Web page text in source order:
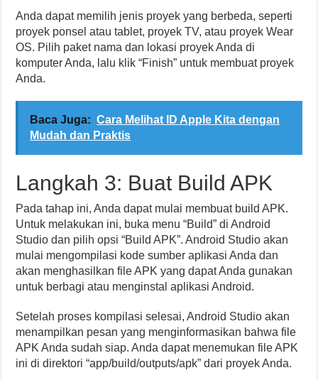
Anda dapat memilih jenis proyek yang berbeda, seperti
proyek ponsel atau tablet, proyek TV, atau proyek Wear
OS. Pilih paket nama dan lokasi proyek Anda di
komputer Anda, lalu klik “Finish” untuk membuat proyek
Anda.
Baca Juga: Cara Melihat ID Apple Kita dengan
Mudah dan Praktis
Langkah 3: Buat Build APK
Pada tahap ini, Anda dapat mulai membuat build APK.
Untuk melakukan ini, buka menu “Build” di Android
Studio dan pilih opsi “Build APK”. Android Studio akan
mulai mengompilasi kode sumber aplikasi Anda dan
akan menghasilkan file APK yang dapat Anda gunakan
untuk berbagi atau menginstal aplikasi Android.
Setelah proses kompilasi selesai, Android Studio akan
menampilkan pesan yang menginformasikan bahwa file
APK Anda sudah siap. Anda dapat menemukan file APK
ini di direktori “app/build/outputs/apk” dari proyek Anda.